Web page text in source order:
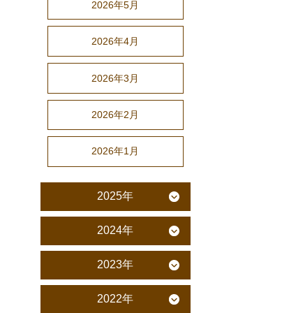
2026年5月
2026年4月
2026年3月
2026年2月
2026年1月
2025年
2024年
2023年
2022年